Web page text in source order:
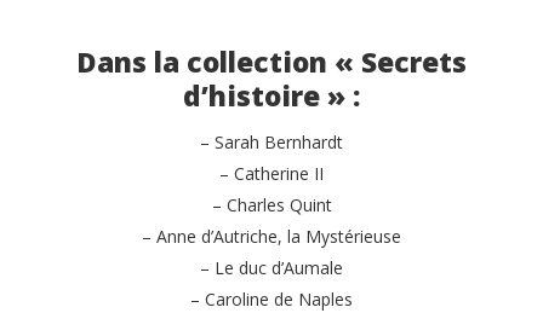
Dans la collection « Secrets
d’histoire » :
– Sarah Bernhardt
– Catherine II
– Charles Quint
– Anne d’Autriche, la Mystérieuse
– Le duc d’Aumale
– Caroline de Naples